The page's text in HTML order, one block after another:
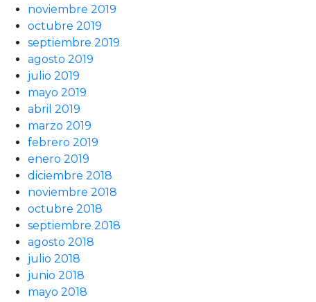
noviembre 2019
octubre 2019
septiembre 2019
agosto 2019
julio 2019
mayo 2019
abril 2019
marzo 2019
febrero 2019
enero 2019
diciembre 2018
noviembre 2018
octubre 2018
septiembre 2018
agosto 2018
julio 2018
junio 2018
mayo 2018